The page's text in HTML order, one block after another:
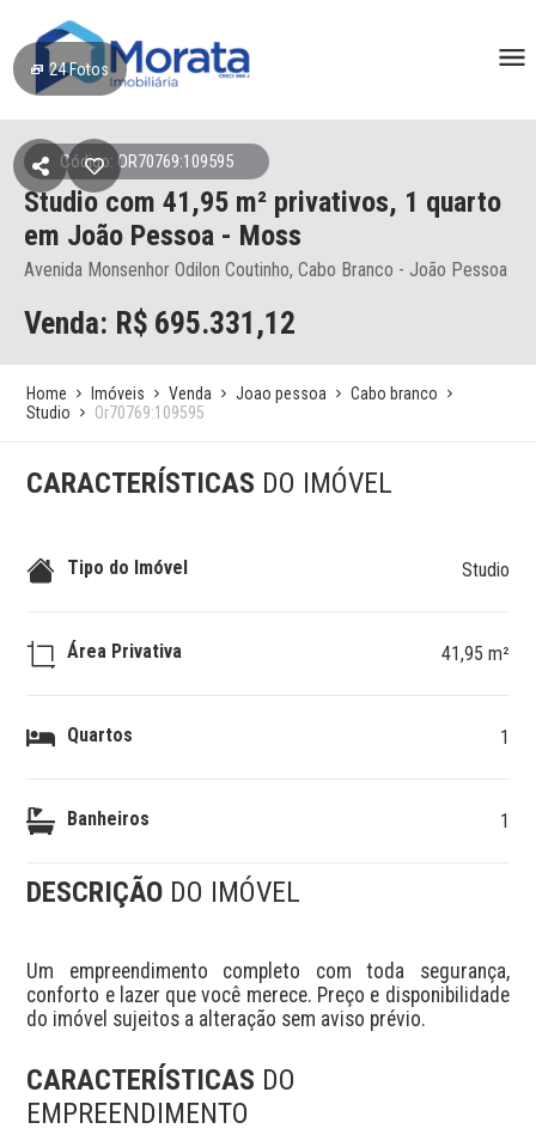
24Fotos
Código: OR70769:109595
Studio com 41,95 m² privativos, 1 quarto
em João Pessoa - Moss
Avenida Monsenhor Odilon Coutinho, Cabo Branco - João Pessoa
Venda: R$ 695.331,12
Home Imóveis Venda Joao pessoa
Cabo branco
Studio
Or70769:109595
CARACTERÍSTICAS DO IMÓVEL
Tipo do Imóvel Studio
Área Privativa 41,95 m²
Quartos 1
Banheiros 1
DESCRIÇÃO DO IMÓVEL
Um empreendimento completo com toda segurança,
conforto e lazer que você merece. Preço e disponibilidade
do imóvel sujeitos a alteração sem aviso prévio.
CARACTERÍSTICAS DO
EMPREENDIMENTO